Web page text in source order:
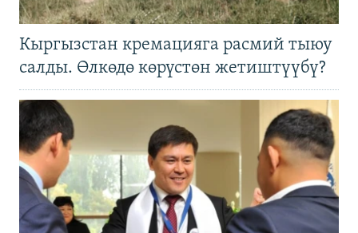
Кыргызстан кремацияга расмий тыюу
салды. Өлкөдө көрүстөн жетиштүүбү?